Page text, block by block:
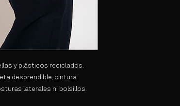
y plásticos reciclados.
desprendible, cintura
laterales ni bolsillos.